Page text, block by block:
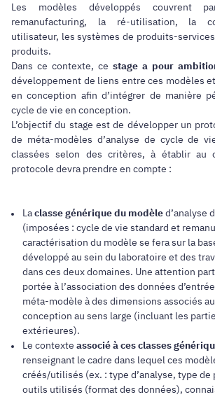
Les modèles développés couvrent
remanufacturing, la ré-utilisation, la
utilisateur, les systèmes de produits-
produits.
Dans ce contexte, ce stage a pour
développement de liens entre ces modèles
en conception afin d’intégrer de manière
cycle de vie en conception.
L’objectif du stage est de développer un
de méta-modèles d’analyse de cycle de
classées selon des critères, à établir au
protocole devra prendre en compte :
Laclasse générique du modèled’analyse
(imposées : cycle de vie standard et
caractérisation du modèle se fera sur la
développé au sein du laboratoire et des
dans ces deux domaines. Une attention
portée à l’association des données
méta-modèle à des dimensions associés
conception au sens large (incluant les
extérieures).
Le contexte associé à ces classes
renseignant le cadre dans lequel ces
créés/utilisés (ex. : type d’analyse, type
outils utilisés (format des données),